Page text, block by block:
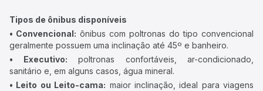
Tipos de ônibus disponíveis
• Convencional: ônibus com poltronas do tipo convencional
geralmente possuem uma inclinação até 45º e banheiro.
• Executivo: poltronas confortáveis, ar-condicionado,
sanitário e, em alguns casos, água mineral.
• Leito ou Leito-cama: maior inclinação, ideal para viagens